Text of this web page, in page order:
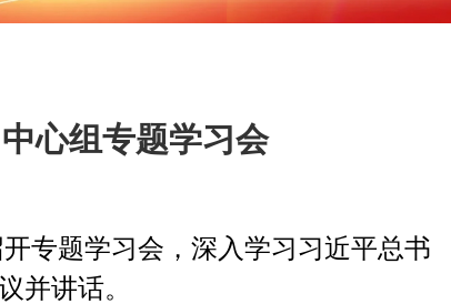
心组专题学习会
专题学习会，深入学习习近平总书
并讲话。